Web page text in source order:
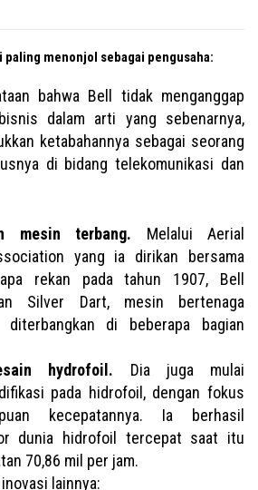
menonjol sebagai pengusaha:
bahwa Bell tidak menganggap
dalam arti yang sebenarnya,
ketabahannya sebagai seorang
di bidang telekomunikasi dan
mesin terbang. Melalui Aerial
yang ia dirikan bersama
rekan pada tahun 1907, Bell
Silver Dart, mesin bertenaga
diterbangkan di beberapa bagian
hydrofoil. Dia juga mulai
pada hidrofoil, dengan fokus
kecepatannya. Ia berhasil
dunia hidrofoil tercepat saat itu
70,86 mil per jam.
lainnya: